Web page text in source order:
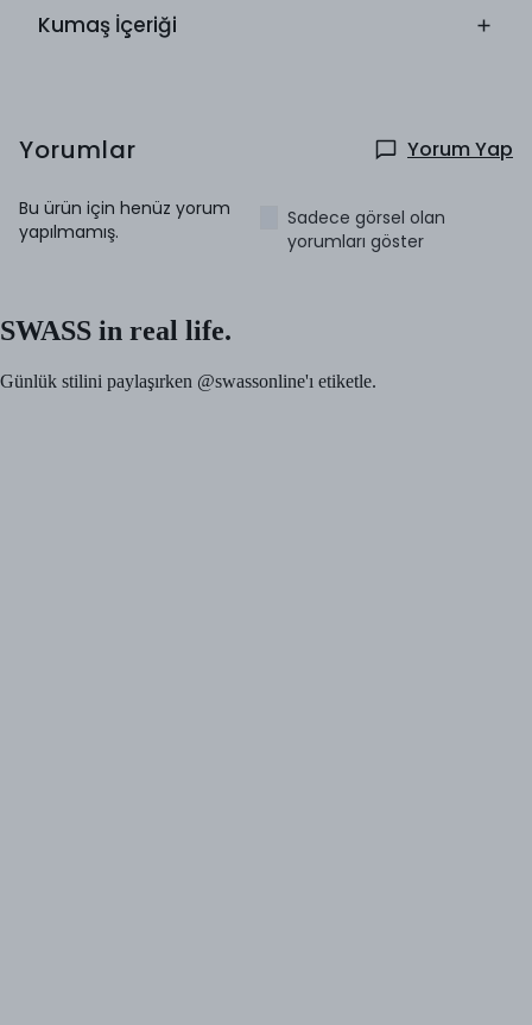
Kumaş İçeriği
Yorumlar Yorum Yap
Bu ürün için henüz yorum
yapılmamış.
Sadece görsel olan
yorumları göster